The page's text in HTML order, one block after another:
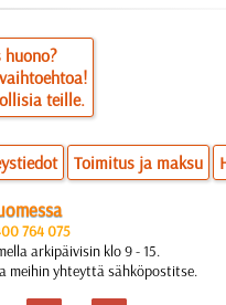
huono?
teille.
Toimitus ja maksu
764 075
arkipäivisin klo 9 - 15.
meihin yhteyttä sähköpostitse.